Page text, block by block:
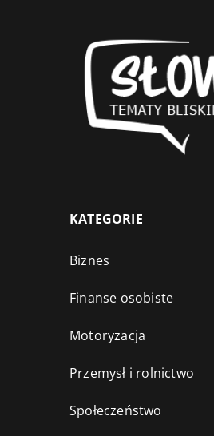
KATEGORIE
Biznes
Finanse osobiste
Motoryzacja
Przemysł i rolnictwo
Społeczeństwo